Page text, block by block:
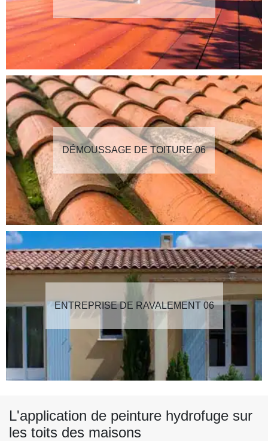
DÉMOUSSAGE DE TOITURE 06
ENTREPRISE DE RAVALEMENT 06
L'application de peinture hydrofuge sur
les toits des maisons